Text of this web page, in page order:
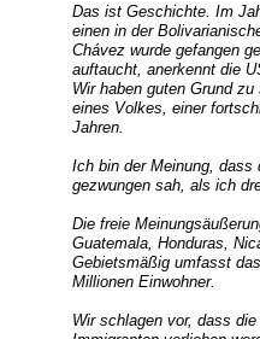
Das ist Geschichte. Im
einen in der
Chávez wurde gefangen
auftaucht, anerkennt die
Wir haben guten Grund
eines Volkes, einer
Jahren.
Ich bin der Meinung,
gezwungen sah, als ich
Die freie
Guatemala, Honduras,
Gebietsmäßig umfasst
Millionen Einwohner.
Wir schlagen vor, dass